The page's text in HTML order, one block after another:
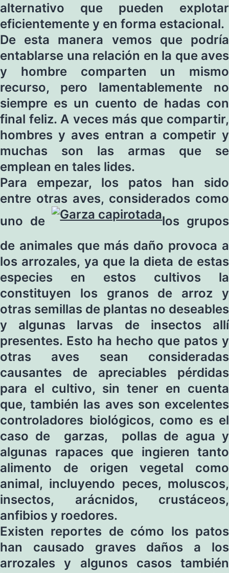
alternativo que pueden explotar
eficientemente y en forma estacional.
De esta manera vemos que podría
entablarse una relación en la que aves
y hombre comparten un mismo
recurso, pero lamentablemente no
siempre es un cuento de hadas con
final feliz. A veces más que compartir,
hombres y aves entran a competir y
muchas son las armas que se
emplean en tales lides.
Para empezar, los patos han sido
entre otras aves, considerados como
uno de
los grupos
de animales que más daño provoca a
los arrozales, ya que la dieta de estas
especies en estos cultivos la
constituyen los granos de arroz y
otras semillas de plantas no deseables
y algunas larvas de insectos allí
presentes. Esto ha hecho que patos y
otras aves sean consideradas
causantes de apreciables pérdidas
para el cultivo, sin tener en cuenta
que, también las aves son excelentes
controladores biológicos, como es el
caso de garzas, pollas de agua y
algunas rapaces que ingieren tanto
alimento de origen vegetal como
animal, incluyendo peces, moluscos,
insectos, arácnidos, crustáceos,
anfibios y roedores.
Existen reportes de cómo los patos
han causado graves daños a los
arrozales y algunos casos también